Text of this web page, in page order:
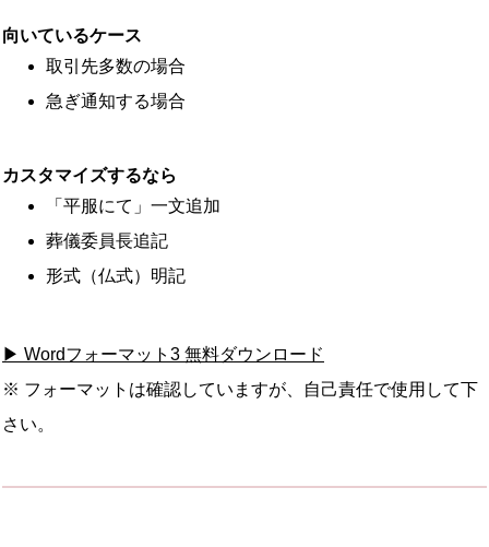
向いているケース
取引先多数の場合
急ぎ通知する場合
カスタマイズするなら
「平服にて」一文追加
葬儀委員長追記
形式（仏式）明記
▶ Wordフォーマット3 無料ダウンロード
※ フォーマットは確認していますが、自己責任で使用して下
さい。